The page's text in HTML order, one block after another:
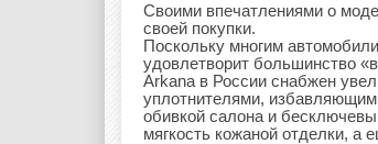
Своими впечатлениями о
своей покупки.
Поскольку многим
удовлетворит большинство
Arkana в России снабжен
уплотнителями,
обивкой салона и
мягкость кожаной отделки, а